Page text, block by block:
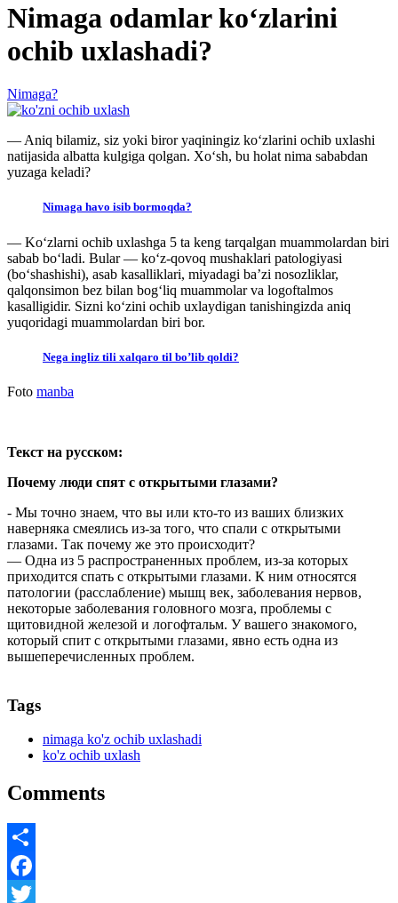
Nimaga odamlar koʻzlarini
ochib uxlashadi?
Nimaga?
— Aniq bilamiz, siz yoki biror yaqiningiz koʻzlarini ochib uxlashi
natijasida albatta kulgiga qolgan. Xoʻsh, bu holat nima sababdan
yuzaga keladi?
Nimaga havo isib bormoqda?
— Koʻzlarni ochib uxlashga 5 ta keng tarqalgan muammolardan biri
sabab boʻladi. Bular — koʻz-qovoq mushaklari patologiyasi
(boʻshashishi), asab kasalliklari, miyadagi baʼzi nosozliklar,
qalqonsimon bez bilan bogʻliq muammolar va logoftalmos
kasalligidir. Sizni koʻzini ochib uxlaydigan tanishingizda aniq
yuqoridagi muammolardan biri bor.
Nega ingliz tili xalqaro til bo’lib qoldi?
Foto manba
Текст на русском:
Почему люди спят с открытыми глазами?
- Мы точно знаем, что вы или кто-то из ваших близких
наверняка смеялись из-за того, что спали с открытыми
глазами. Так почему же это происходит?
— Одна из 5 распространенных проблем, из-за которых
приходится спать с открытыми глазами. К ним относятся
патологии (расслабление) мышц век, заболевания нервов,
некоторые заболевания головного мозга, проблемы с
щитовидной железой и логофтальм. У вашего знакомого,
который спит с открытыми глазами, явно есть одна из
вышеперечисленных проблем.
Tags
nimaga ko'z ochib uxlashadi
ko'z ochib uxlash
Comments
Share
Facebook